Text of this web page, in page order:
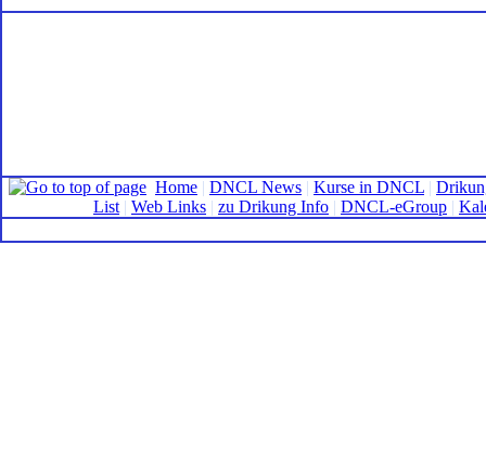
Home | DNCL News | Kurse in DNCL |
List | Web Links | zu Drikung Info | DNCL-eGroup |